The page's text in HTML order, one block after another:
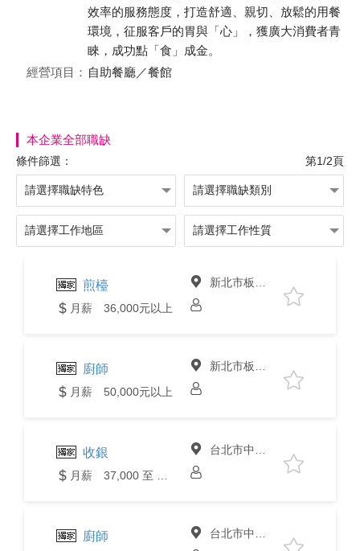
效率的服務態度，打造舒適、親切、放鬆的用餐
環境，征服客戶的胃與「心」，獲廣大消費者青
睞，成功點「食」成金。
經營項目： 自助餐廳／餐館
本企業全部職缺
條件篩選： 第1/2頁
煎檯
月薪 36,000元以上
新北市板橋區
廚師
月薪 50,000元以上
新北市板橋區
收銀 台北市中山區
廚師 台北市中山區